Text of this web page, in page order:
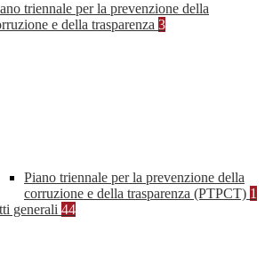
triennale per la prevenzione della
e della trasparenza 3
Piano triennale per la prevenzione della
corruzione e della trasparenza (PTPCT) 1
generali 44